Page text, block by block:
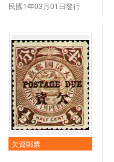
民國1年03月01日發行
欠資郵票